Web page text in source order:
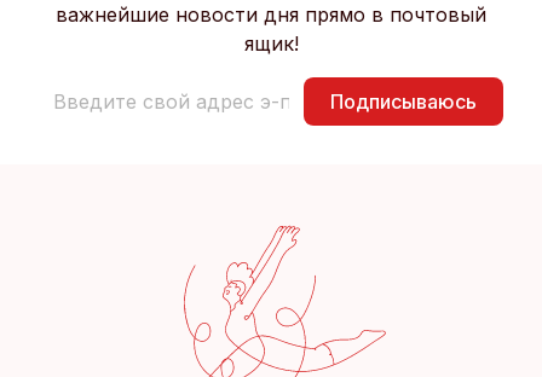
важнейшие новости дня прямо в почтовый
ящик!
Подписываюсь